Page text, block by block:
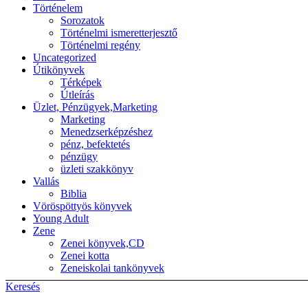
Keresés
Történelem
Sorozatok
Történelmi ismeretterjesztő
Történelmi regény
Uncategorized
Útikönyvek
Térképek
Útleírás
Üzlet, Pénzügyek,Marketing
Marketing
Menedzserképzéshez
pénz, befektetés
pénzügy
üzleti szakkönyv
Vallás
Biblia
Vöröspöttyös könyvek
Young Adult
Zene
Zenei könyvek,CD
Zenei kotta
Zeneiskolai tankönyvek